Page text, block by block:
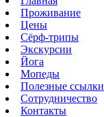
Проживание
Цены
Сёрф-трипы
Экскурсии
Йога
Мопеды
Полезные ссылки
Сотрудничество
Контакты